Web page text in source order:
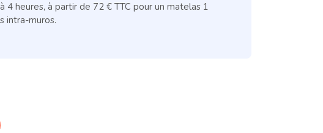
heures, à partir de 72 € TTC pour un matelas 1
intra-muros.